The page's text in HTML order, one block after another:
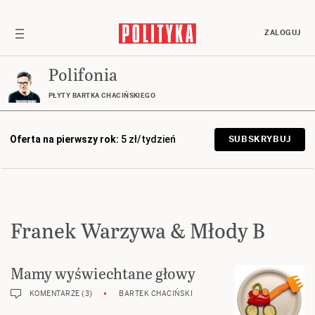
ZALOGUJ
Polifonia
PŁYTY BARTKA CHACIŃSKIEGO
Oferta na pierwszy rok: 5 zł/tydzień SUBSKRYBUJ
Franek Warzywa & Młody B
Mamy wyświechtane głowy
KOMENTARZE (3) BARTEK CHACIŃSKI